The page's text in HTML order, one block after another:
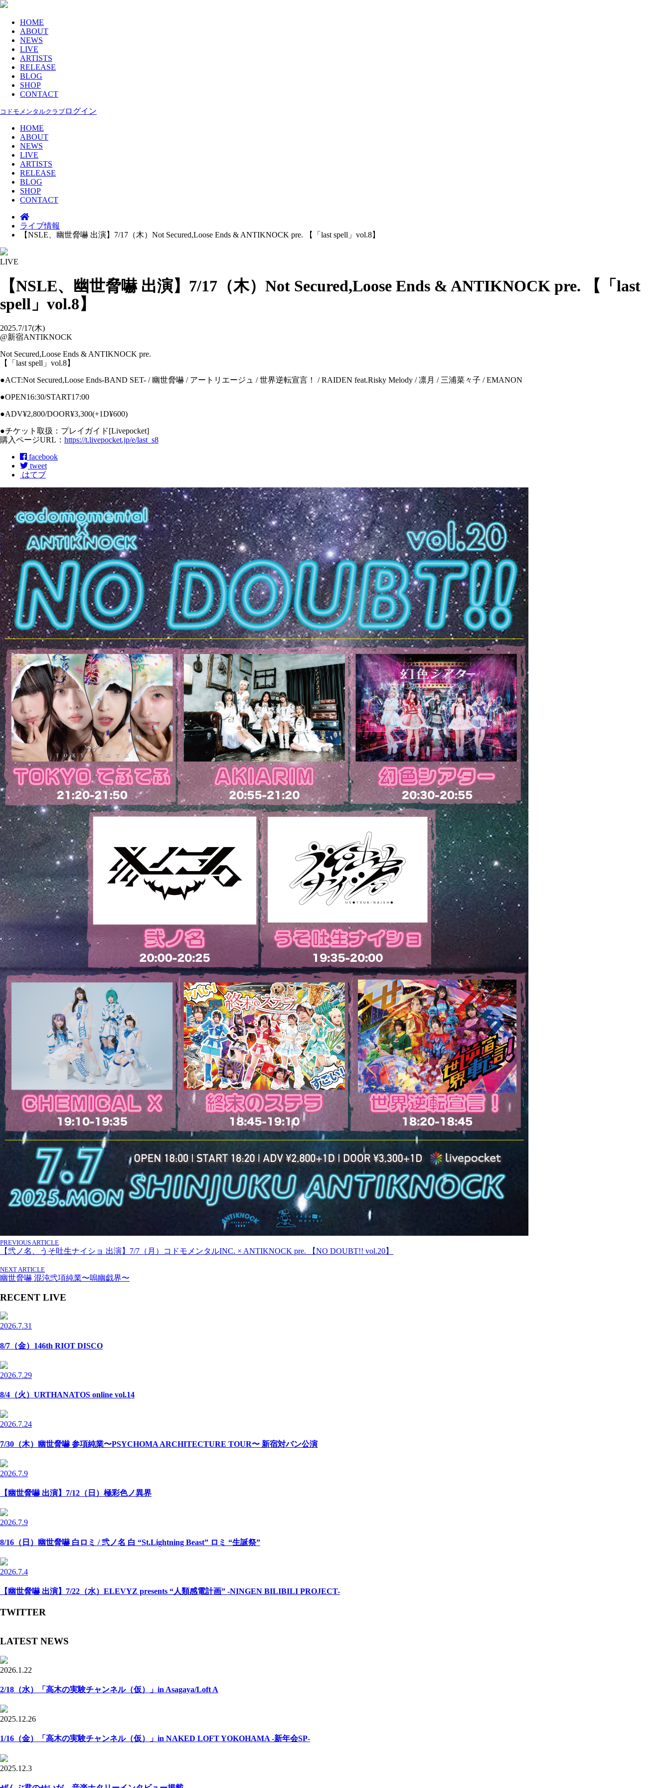
HOME
ABOUT
NEWS
LIVE
ARTISTS
RELEASE
BLOG
SHOP
CONTACT
コドモメンタルクラブ ログイン
HOME
ABOUT
NEWS
LIVE
ARTISTS
RELEASE
BLOG
SHOP
CONTACT
ライブ情報
【NSLE、幽世脅嚇 出演】7/17（木）Not Secured,Loose Ends & ANTIKNOCK pre. 【「last spell」vol.8】
LIVE
【NSLE、幽世脅嚇 出演】7/17（木）Not Secured,Loose Ends & ANTIKNOCK pre. 【「last
spell」vol.8】
2025.7/17(木)
@新宿ANTIKNOCK
Not Secured,Loose Ends & ANTIKNOCK pre.
【「last spell」vol.8】
●ACT:Not Secured,Loose Ends-BAND SET- / 幽世脅嚇 / アートリエージュ / 世界逆転宣言！ / RAIDEN feat.Risky Melody / 凛月 / 三浦菜々子 / EMANON
●OPEN16:30/START17:00
●ADV¥2,800/DOOR¥3,300(+1D¥600)
●チケット取扱：プレイガイド[Livepocket]
購入ページURL： https://t.livepocket.jp/e/last_s8
facebook
tweet
はてブ
PREVIOUS ARTICLE
【弐ノ名、うそ吐生ナイショ 出演】7/7（月）コドモメンタルINC. × ANTIKNOCK pre. 【NO DOUBT!! vol.20】
NEXT ARTICLE
幽世脅嚇 混沌弐項純業〜嗚幽戯界〜
RECENT LIVE
2026.7.31
8/7（金）146th RIOT DISCO
2026.7.29
8/4（火）URTHANATOS online vol.14
2026.7.24
7/30（木）幽世脅嚇 参項純業〜PSYCHOMA ARCHITECTURE TOUR〜 新宿対バン公演
2026.7.9
【幽世脅嚇 出演】7/12（日）極彩色ノ異界
2026.7.9
8/16（日）幽世脅嚇 白ロミ / 弐ノ名 白 “St.Lightning Beast” ロミ “生誕祭”
2026.7.4
【幽世脅嚇 出演】7/22（水）ELEVYZ presents “人類感電計画” -NINGEN BILIBILI PROJECT-
TWITTER
LATEST NEWS
2026.1.22
2/18（水）「高木の実験チャンネル（仮）」in Asagaya/Loft A
2025.12.26
1/16（金）「高木の実験チャンネル（仮）」in NAKED LOFT YOKOHAMA -新年会SP-
2025.12.3